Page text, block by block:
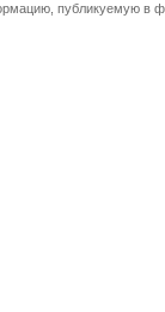
публикуемую